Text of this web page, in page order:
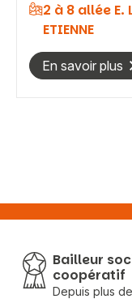
2 à 8 allée E.
ETIENNE
En savoir plus
Bailleur
coopératif
Depuis plus